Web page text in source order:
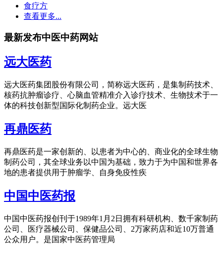
食疗方
查看更多...
最新发布中医中药网站
远大医药
远大医药集团股份有限公司，简称远大医药，是集制药技术、
核药抗肿瘤诊疗、心脑血管精准介入诊疗技术、生物技术于一
体的科技创新型国际化制药企业。远大医
再鼎医药
再鼎医药是一家创新的、以患者为中心的、商业化的全球生物
制药公司，其全球业务以中国为基础，致力于为中国和世界各
地的患者提供用于肿瘤学、自身免疫性疾
中国中医药报
中国中医药报创刊于1989年1月2日拥有科研机构、数千家制药
公司、医疗器械公司、保健品公司、2万家药店和近10万普通
公众用户。是国家中医药管理局